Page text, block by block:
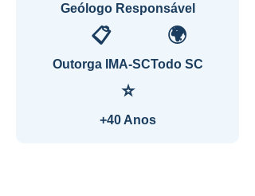
Geólogo Responsável
📋
Outorga IMA-SC
🌍
Todo SC
⭐
+40 Anos